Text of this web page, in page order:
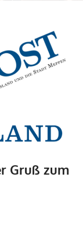
Gruß zum